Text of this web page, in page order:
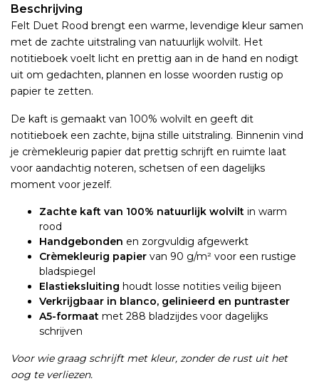
Beschrijving
Felt Duet Rood brengt een warme, levendige kleur samen
met de zachte uitstraling van natuurlijk wolvilt. Het
notitieboek voelt licht en prettig aan in de hand en nodigt
uit om gedachten, plannen en losse woorden rustig op
papier te zetten.
De kaft is gemaakt van 100% wolvilt en geeft dit
notitieboek een zachte, bijna stille uitstraling. Binnenin vind
je crèmekleurig papier dat prettig schrijft en ruimte laat
voor aandachtig noteren, schetsen of een dagelijks
moment voor jezelf.
Zachte kaft van 100% natuurlijk wolvilt in warm
rood
Handgebonden en zorgvuldig afgewerkt
Crèmekleurig papier van 90 g/m² voor een rustige
bladspiegel
Elastieksluiting houdt losse notities veilig bijeen
Verkrijgbaar in blanco, gelinieerd en puntraster
A5-formaat met 288 bladzijdes voor dagelijks
schrijven
Voor wie graag schrijft met kleur, zonder de rust uit het
oog te verliezen.